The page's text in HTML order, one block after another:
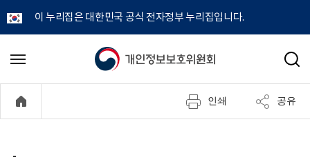
이 누리집은 대한민국 공식 전자정부 누리집입니다.
개
정
메
기
검
인쇄 공유
-